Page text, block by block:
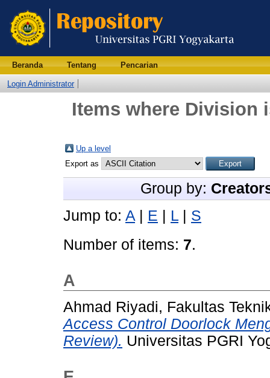
Beranda Tentang Pencarian
Login Administrator
Items where Division
Up a level
Export as
Group by:
Jump to: A E L
S
Number of items: 7.
A
Ahmad Riyadi, Fakultas
Access Control Doorlock
Review). Universitas PGRI